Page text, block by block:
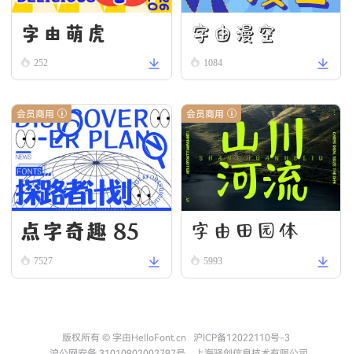
字由萌虎
252
字由漫空
1084
会员商用
点字奇趣 85
7527
会员商用
字由田园体
5993
版权所有 © 字由HelloFont.cn
沪ICP备12022110号-3